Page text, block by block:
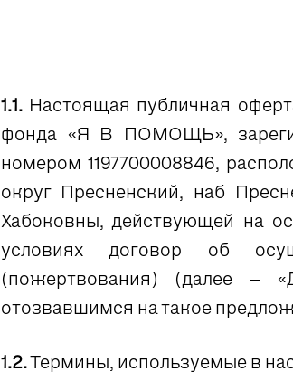
1.1. Настоящая публичная
фонда «Я В ПОМОЩЬ»,
номером 1197700008846,
округ Пресненский, наб
Хабоковны, действующей на
условиях договор об
(пожертвования) (далее –
отозвавшимся на такое
1.2.Термины, используемые в